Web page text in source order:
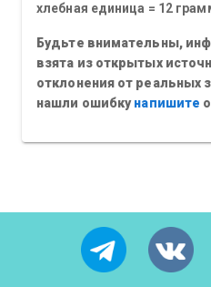
хлебная единица = 12
Будьте внимательны,
взята из открытых
отклонения от реальных
нашли ошибкунапишите